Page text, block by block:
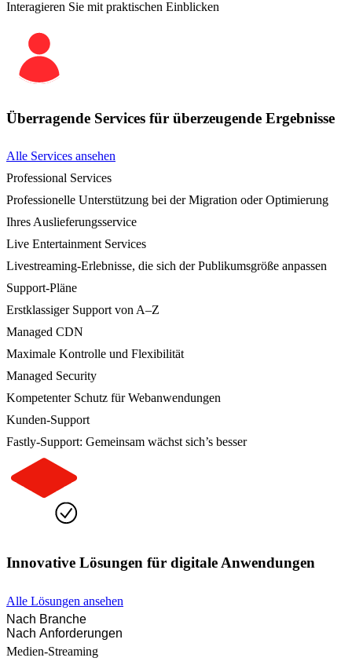
Interagieren Sie mit praktischen Einblicken
Überragende Services für überzeugende Ergebnisse
Alle Services ansehen
Professional Services
Professionelle Unterstützung bei der Migration oder Optimierung
Ihres Auslieferungsservice
Live Entertainment Services
Livestreaming-Erlebnisse, die sich der Publikumsgröße anpassen
Support-Pläne
Erstklassiger Support von A–Z
Managed CDN
Maximale Kontrolle und Flexibilität
Managed Security
Kompetenter Schutz für Webanwendungen
Kunden-Support
Fastly-Support: Gemeinsam wächst sich’s besser
Innovative Lösungen für digitale Anwendungen
Alle Lösungen ansehen
Nach Branche
Nach Anforderungen
Medien-Streaming